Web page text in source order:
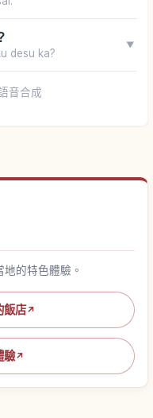
desu ka?
▼
音合成
的特色體驗。
飯店↗
驗↗